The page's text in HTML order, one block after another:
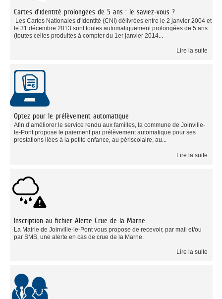
Cartes d'identité prolongées de 5 ans : le saviez-vous ?
Les Cartes Nationales d'Identité (CNI) délivrées entre le 2 janvier 2004 et
le 31 décembre 2013 sont toutes automatiquement prolongées de 5 ans
(toutes celles produites à compter du 1er janvier 2014...
Lire la suite
Optez pour le prélèvement automatique
Afin d’améliorer le service rendu aux familles, la commune de Joinville-
le-Pont propose le paiement par prélèvement automatique pour ses
prestations liées à la petite enfance, au périscolaire, au...
Lire la suite
Inscription au fichier Alerte Crue de la Marne
La Mairie de Joinville-le-Pont vous propose de recevoir, par mail et/ou
par SMS, une alerte en cas de crue de la Marne.
Lire la suite